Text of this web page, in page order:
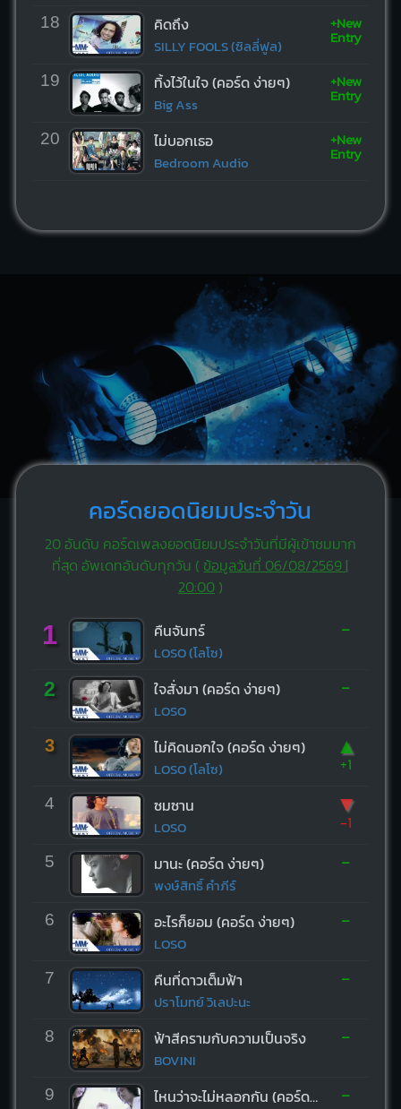
18 คิดถึง
SILLY FOOLS (ซิลลี่ฟูล)
+New
Entry
19 ทิ้งไว้ในใจ (คอร์ด ง่ายๆ)
Big Ass
+New
Entry
20 ไม่บอกเธอ
Bedroom Audio
+New
Entry
คอร์ดยอดนิยมประจำวัน
20 อันดับ คอร์ดเพลงยอดนิยมประจำวันที่มีผู้เข้าชมมาก
ที่สุด อัพเดทอันดับทุกวัน ( ข้อมูลวันที่ 06/08/2569 |
20:00)
1 คืนจันทร์
LOSO (โลโซ)
-
2 ใจสั่งมา (คอร์ด ง่ายๆ)
LOSO
-
3 ไม่คิดนอกใจ (คอร์ด ง่ายๆ)
LOSO (โลโซ)
▲
+1
4 ซมซาน
LOSO
▼
-1
5 มานะ (คอร์ด ง่ายๆ)
พงษ์สิทธิ์ คำภีร์
-
6 อะไรก็ยอม (คอร์ด ง่ายๆ)
LOSO
-
7 คืนที่ดาวเต็มฟ้า
ปราโมทย์ วิเลปะนะ
-
8 ฟ้าสีครามกับความเป็นจริง
BOVINI
-
9 ไหนว่าจะไม่หลอกกัน (คอร์ด ง่ายๆ) -